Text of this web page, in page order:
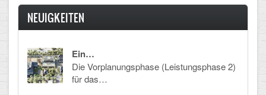
NEUIGKEITEN
Ein…
Die Vorplanungsphase (Leistungsphase 2)
für das…